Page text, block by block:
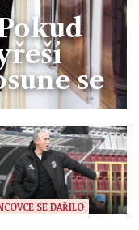
se
SE DAŘILO